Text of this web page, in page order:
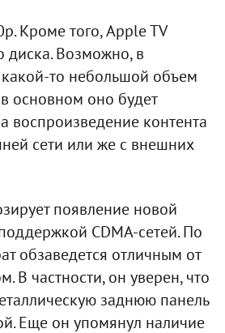
Кроме того, Apple TV
диска. Возможно, в
какой-то небольшой объем
основном оно будет
воспроизведение контента
сети или же с внешних
появление новой
CDMA-сетей. По
обзаведется отличным от
В частности, он уверен, что
заднюю панель
Еще он упомянул наличие